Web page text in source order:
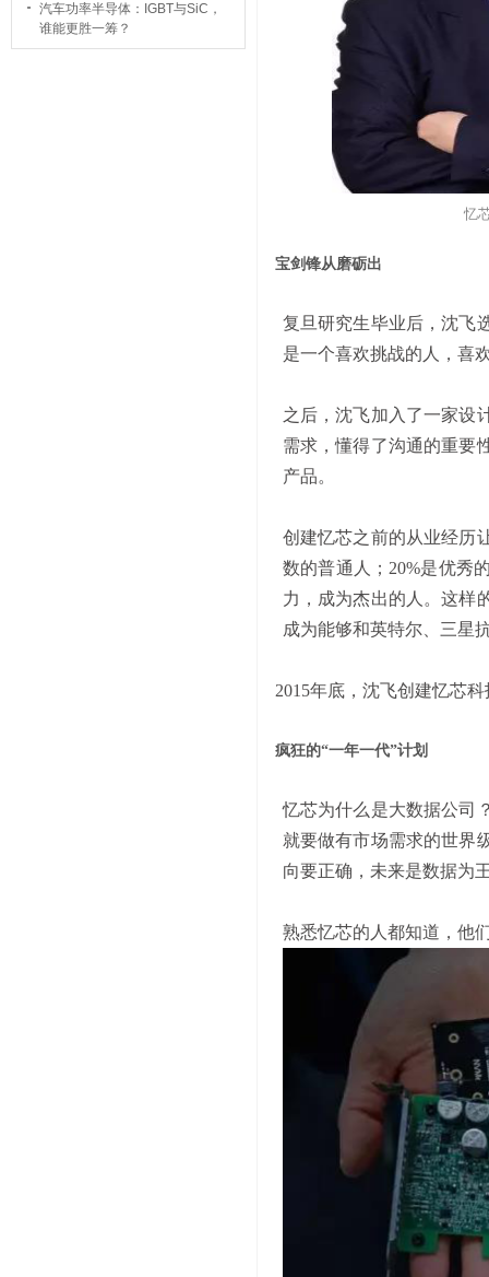
汽车功率半导体：IGBT与SiC，
谁能更胜一筹？
忆
宝剑锋从磨砺出
复旦研究生毕业后，沈飞
是一个喜欢挑战的人，喜
之后，沈飞加入了一家设
需求，懂得了沟通的重要
产品。
创建忆芯之前的从业经历
数的普通人； 20%是优秀
力，成为杰出的人。这样
成为能够和英特尔、三星
2015年底，沈飞创建忆芯科
疯狂的“一年一代”计划
忆芯为什么是大数据公司
就要做有市场需求的世界
向要正确，未来是数据为
熟悉忆芯的人都知道，他